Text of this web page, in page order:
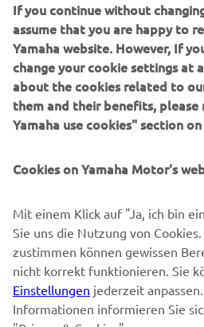
MEHR YAMAHA
SUPPORT
NEWSLETTER
Sonderveranstaltungen,
Lesen Sie unsere
Ihre persönlichen Daten verarbeiten:
If you continue without
assume that you are happy to
Yamaha website. However, If
change your cookie settings at
about the cookies related to
them and their benefits, please
Yamaha use cookies" section
Cookies on Yamaha Motor's
Mit einem Klick auf "Ja, ich bin
Sie uns die Nutzung von
zustimmen können gewissen
nicht korrekt funktionieren. Sie
Einstellungen jederzeit
Informationen informieren Sie